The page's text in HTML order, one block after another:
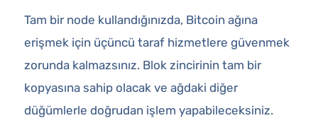
Tam bir node kullandığınızda, Bitcoin ağına
erişmek için üçüncü taraf hizmetlere güvenmek
zorunda kalmazsınız. Blok zincirinin tam bir
kopyasına sahip olacak ve ağdaki diğer
düğümlerle doğrudan işlem yapabileceksiniz.